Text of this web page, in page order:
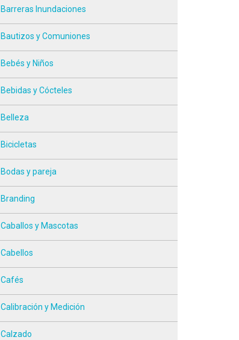
Barreras Inundaciones
Bautizos y Comuniones
Bebés y Niños
Bebidas y Cócteles
Belleza
Bicicletas
Bodas y pareja
Branding
Caballos y Mascotas
Cabellos
Cafés
Calibración y Medición
Calzado